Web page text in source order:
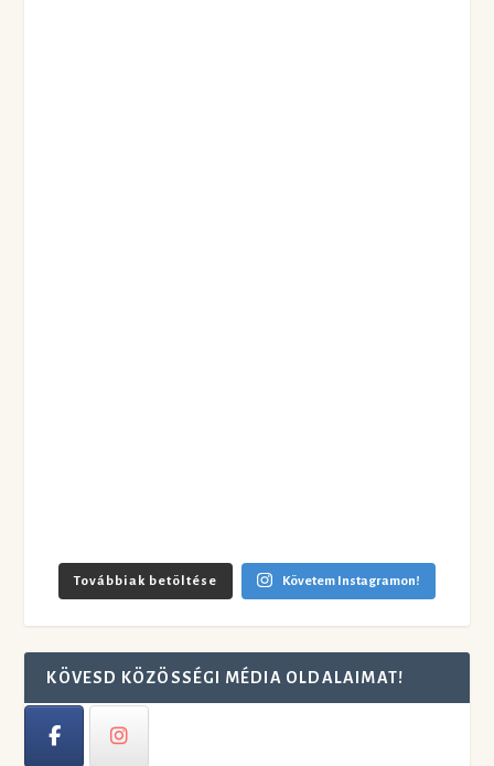
Továbbiak betöltése Követem Instagramon!
KÖVESD KÖZÖSSÉGI MÉDIA OLDALAIMAT!